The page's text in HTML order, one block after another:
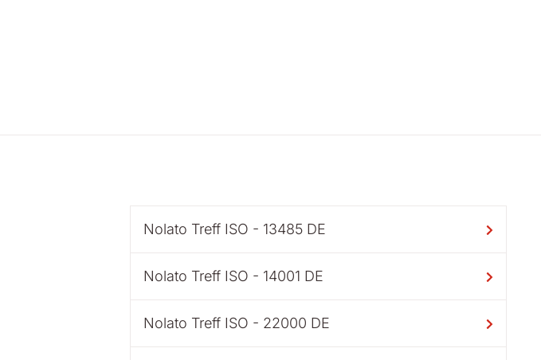
Nolato Treff ISO - 13485 DE
Nolato Treff ISO - 14001 DE
Nolato Treff ISO - 22000 DE